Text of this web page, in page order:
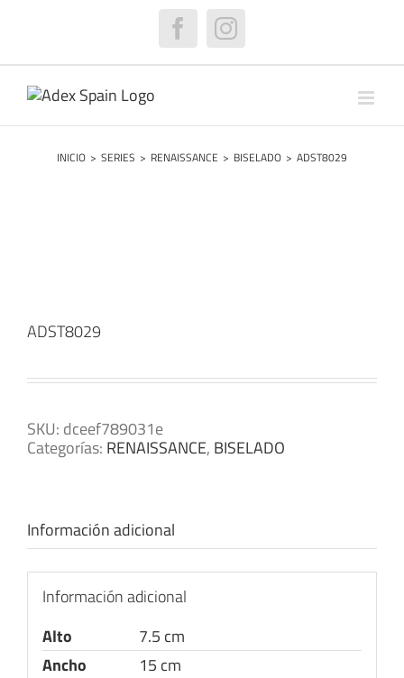
FacebookInstagram
INICIO > SERIES > RENAISSANCE > BISELADO > ADST8029
ADST8029
SKU: dceef789031e
Categorías: RENAISSANCE, BISELADO
Información adicional
Información adicional
Alto
7.5 cm
Ancho
15 cm